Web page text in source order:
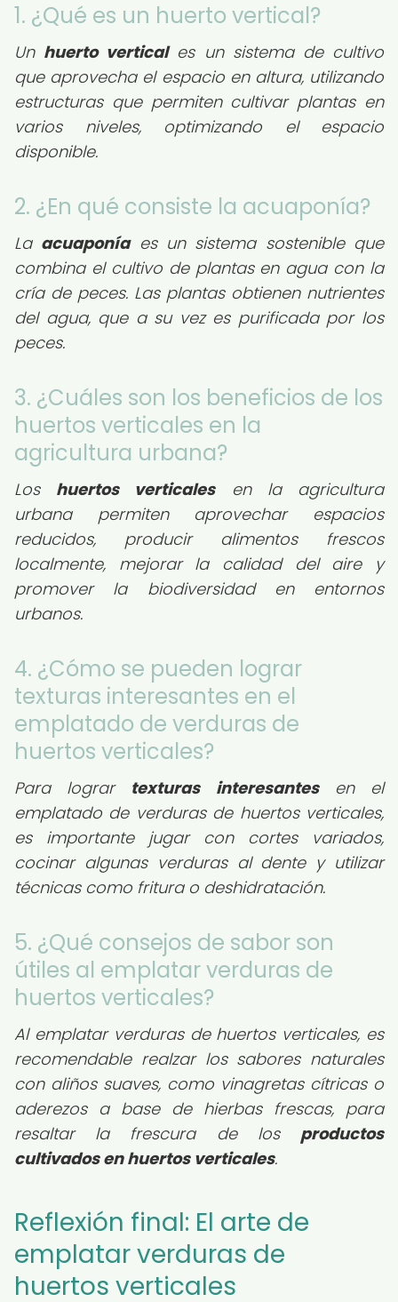
1. ¿Qué es un huerto vertical?
Un huerto verticales un sistema de cultivo
que aprovecha el espacio en altura, utilizando
estructuras que permiten cultivar plantas en
varios niveles, optimizando el espacio
disponible.
2. ¿En qué consiste la acuaponía?
La acuaponíaes un sistema sostenible que
combina el cultivo de plantas en agua con la
cría de peces. Las plantas obtienen nutrientes
del agua, que a su vez es purificada por los
peces.
3. ¿Cuáles son los beneficios de los
huertos verticales en la
agricultura urbana?
Los huertos verticalesen la agricultura
urbana permiten aprovechar espacios
reducidos, producir alimentos frescos
localmente, mejorar la calidad del aire y
promover la biodiversidad en entornos
urbanos.
4. ¿Cómo se pueden lograr
texturas interesantes en el
emplatado de verduras de
huertos verticales?
Para lograr texturas interesantesen el
emplatado de verduras de huertos verticales,
es importante jugar con cortes variados,
cocinar algunas verduras al dente y utilizar
técnicas como fritura o deshidratación.
5. ¿Qué consejos de sabor son
útiles al emplatar verduras de
huertos verticales?
Al emplatar verduras de huertos verticales, es
recomendable realzar los sabores naturales
con aliños suaves, como vinagretas cítricas o
aderezos a base de hierbas frescas, para
resaltar la frescura de los productos
cultivados en huertos verticales.
Reflexión final: El arte de
emplatar verduras de
huertos verticales